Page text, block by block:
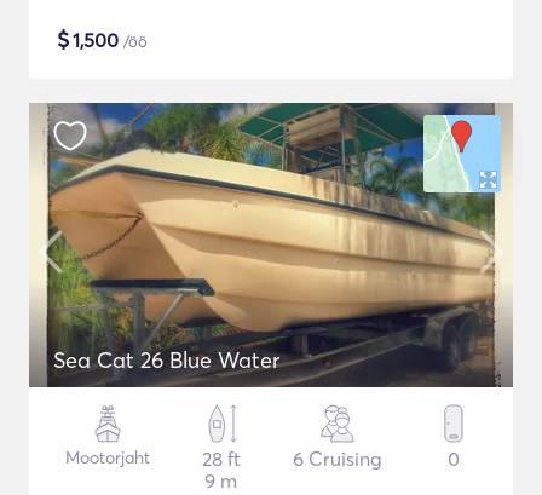
$1,500 /öö
Sea Cat 26 Blue Water
Mootorjaht
28 ft
9 m
6 Cruising 0